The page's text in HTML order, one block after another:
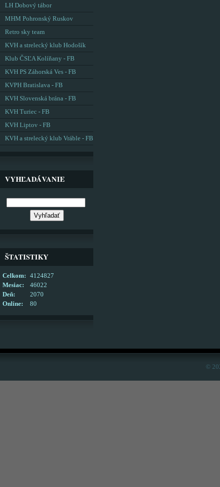
LH Dobový tábor
MHM Pohronský Ruskov
Retro sky team
KVH a strelecký klub Hodošík
Klub ČSĽA Kolíňany - FB
KVH PS Záhorská Ves - FB
KVPH Bratislava - FB
KVH Slovenská brána - FB
KVH Turiec - FB
KVH Liptov - FB
KVH a strelecký klub Vráble - FB
VYHĽADÁVANIE
ŠTATISTIKY
Online: 80
Celkom:
4124827
Mesiac:
46022
Deň:
2070
©